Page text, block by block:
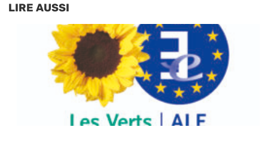
LIRE AUSSI